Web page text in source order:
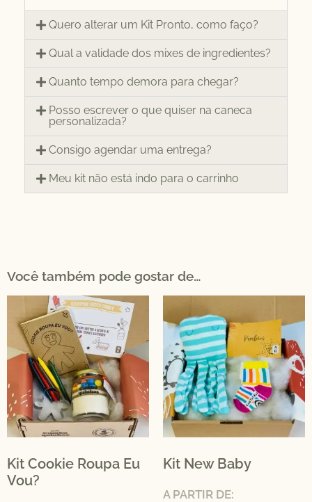
Quero alterar um Kit Pronto, como faço?
Qual a validade dos mixes de ingredientes?
Quanto tempo demora para chegar?
Posso escrever o que quiser na caneca
personalizada?
Consigo agendar uma entrega?
Meu kit não está indo para o carrinho
Você também pode gostar de…
Kit Cookie Roupa Eu
Vou?
Kit New Baby
A PARTIR DE: